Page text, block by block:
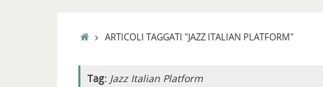
HOMEARTICOLI TAGGATI "JAZZ ITALIAN PLATFORM"
Tag: Jazz Italian Platform